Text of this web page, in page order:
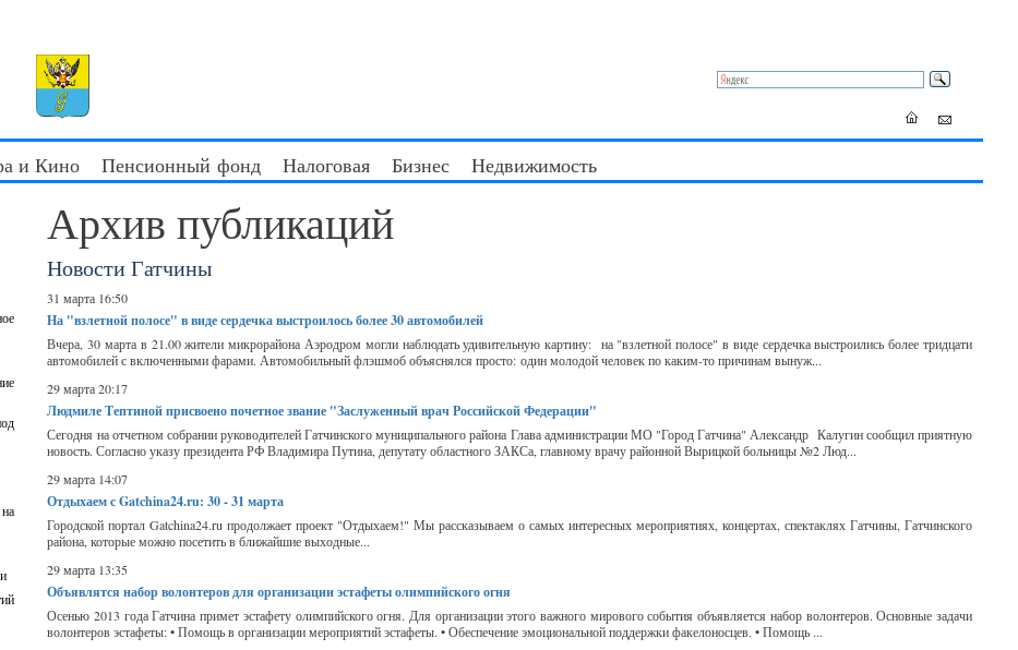
и Кино Пенсионный фонд Налоговая Бизнес Недвижимость
Архив публикаций
Новости Гатчины
31 марта 16:50
На "взлетной полосе" в виде сердечка выстроилось более 30 автомобилей
Вчера, 30 марта в 21.00 жители микрорайона Аэродром могли наблюдать удивительную картину: на "взлетной полосе" в виде сердечка выстроились более тридцати
автомобилей с включенными фарами. Автомобильный флэшмоб объяснялся просто: один молодой человек по каким-то причинам вынуж...
29 марта 20:17
Людмиле Тептиной присвоено почетное звание "Заслуженный врач Российской Федерации"
Сегодня на отчетном собрании руководителей Гатчинского муниципального района Глава администрации МО "Город Гатчина" Александр Калугин сообщил приятную
новость. Согласно указу президента РФ Владимира Путина, депутату областного ЗАКСа, главному врачу районной Вырицкой больницы №2 Люд...
29 марта 14:07
Отдыхаем с Gatchina24.ru: 30 - 31 марта
Городской портал Gatchina24.ru продолжает проект "Отдыхаем!" Мы рассказываем о самых интересных мероприятиях, концертах, спектаклях Гатчины, Гатчинского
района, которые можно посетить в ближайшие выходные...
29 марта 13:35
Объявлятся набор волонтеров для организации эстафеты олимпийского огня
Осенью 2013 года Гатчина примет эстафету олимпийского огня. Для организации этого важного мирового события объявляется набор волонтеров. Основные задачи
волонтеров эстафеты: • Помощь в организации мероприятий эстафеты. • Обеспечение эмоциональной поддержки факелоносцев. • Помощь ...